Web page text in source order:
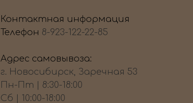
Контактная информация
Телефон 8-923-122-22-85
Адрес самовывоза:
г. Новосибирск, Заречная 53
Пн-Пт | 8:30-18:00
Сб | 10:00-18:00